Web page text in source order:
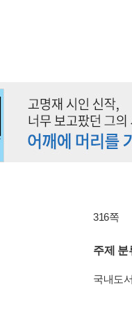
316쪽
주제 분
국내도